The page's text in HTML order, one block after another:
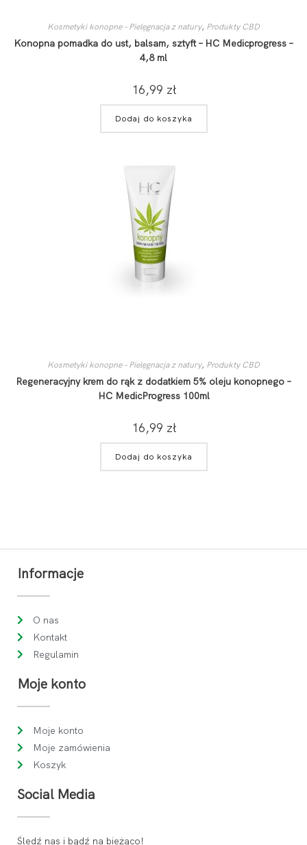
Kosmetyki konopne – Pielęgnacja z natury, Produkty CBD
Konopna pomadka do ust, balsam, sztyft – HC Medicprogress –
4,8 ml
16,99 zł
Dodaj do koszyka
Kosmetyki konopne – Pielęgnacja z natury, Produkty CBD
Regeneracyjny krem do rąk z dodatkiem 5% oleju konopnego –
HC MedicProgress 100ml
16,99 zł
Dodaj do koszyka
Informacje
O nas
Kontakt
Regulamin
Moje konto
Moje konto
Moje zamówienia
Koszyk
Social Media
Śledź nas i bądź na bieżąco!